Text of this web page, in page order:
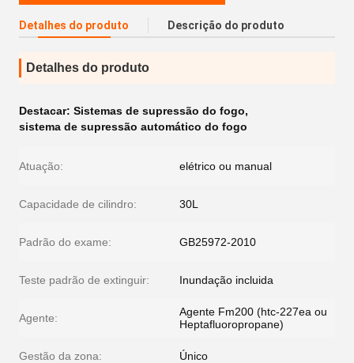
Detalhes do produto Descrição do produto
Detalhes do produto
Destacar: Sistemas de supressão do fogo,
sistema de supressão automático do fogo
Atuação: elétrico ou manual
Capacidade de cilindro: 30L
Padrão do exame: GB25972-2010
Teste padrão de extinguir: Inundação incluida
Agente:
Agente Fm200 (htc-227ea ou
Heptafluoropropane)
Gestão da zona: Único